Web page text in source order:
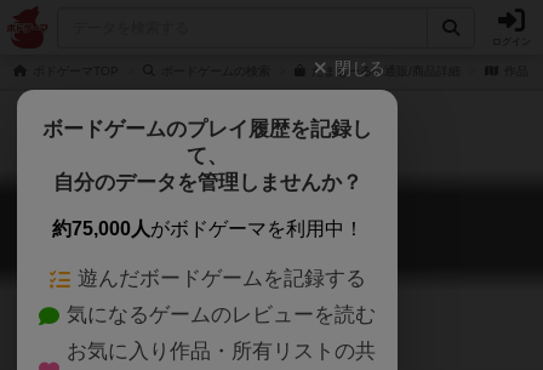
たまもーるの通販/商品詳細
たまもーる
Tamamooool: Defend the Eggs
閉じる
ボードゲームのプレイ履歴を記録し
て、
自分のデータを管理しませんか？
約75,000人がボドゲーマを利用中！
遊んだボードゲームを記録する
気になるゲームのレビューを読む
お気に入り作品・所有リストの共